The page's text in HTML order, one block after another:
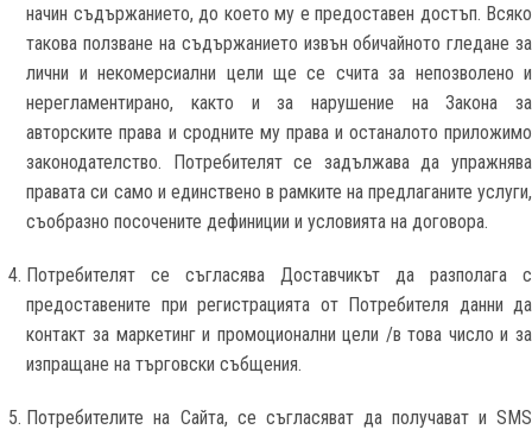
начин съдържанието, до което му е предоставен достъп. Всяко
такова ползване на съдържанието извън обичайното гледане за
лични и некомерсиални цели ще се счита за непозволено и
нерегламентирано, както и за нарушение на Закона за
авторските права и сродните му права и останалото приложимо
законодателство. Потребителят се задължава да упражнява
правата си само и единствено в рамките на предлаганите услуги,
съобразно посочените дефиниции и условията на договора.
Потребителят се съгласява Доставчикът да разполага с
предоставените при регистрацията от Потребителя данни да
контакт за маркетинг и промоционални цели /в това число и за
изпращане на търговски събщения.
Потребителите на Сайта, се съгласяват да получават и SMS